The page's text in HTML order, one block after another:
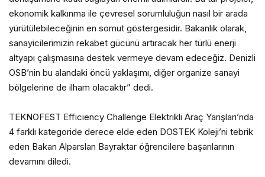
ekonomik kalkınma ile çevresel sorumluluğun nasıl bir arada
yürütülebileceğinin en somut göstergesidir. Bakanlık olarak,
sanayicilerimizin rekabet gücünü artıracak her türlü enerji
altyapı çalışmasına destek vermeye devam edeceğiz. Denizli
OSB’nin bu alandaki öncü yaklaşımı, diğer organize sanayi
bölgelerine de ilham olacaktır” dedi.
TEKNOFEST Efficiency Challenge Elektrikli Araç Yarışları’nda
4 farklı kategoride derece elde eden DOSTEK Koleji’ni tebrik
eden Bakan Alparslan Bayraktar öğrencilere başarılarının
devamını diledi.